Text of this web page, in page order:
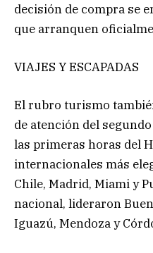
decisión de compra se
que arranquen
VIAJES Y ESCAPADAS
El rubro turismo
de atención del
las primeras horas del
internacionales más
Chile, Madrid, Miami y
nacional, lideraron
Iguazú, Mendoza y